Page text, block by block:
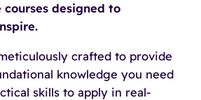
designed to
crafted to provide
knowledge you need
skills to apply in real-